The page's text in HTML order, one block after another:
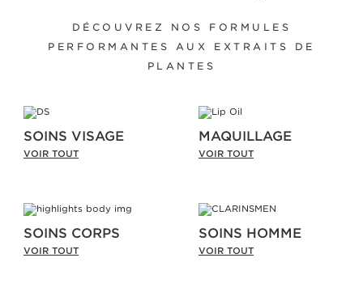
DÉCOUVREZ NOS FORMULES
PERFORMANTES AUX EXTRAITS DE
PLANTES
SOINS VISAGE
VOIR TOUT
MAQUILLAGE
VOIR TOUT
SOINS CORPS
VOIR TOUT
SOINS HOMME
VOIR TOUT